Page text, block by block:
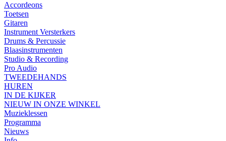
Accordeons
Toetsen
Gitaren
Instrument Versterkers
Drums & Percussie
Blaasinstrumenten
Studio & Recording
Pro Audio
TWEEDEHANDS
HUREN
IN DE KIJKER
NIEUW IN ONZE WINKEL
Muzieklessen
Programma
Nieuws